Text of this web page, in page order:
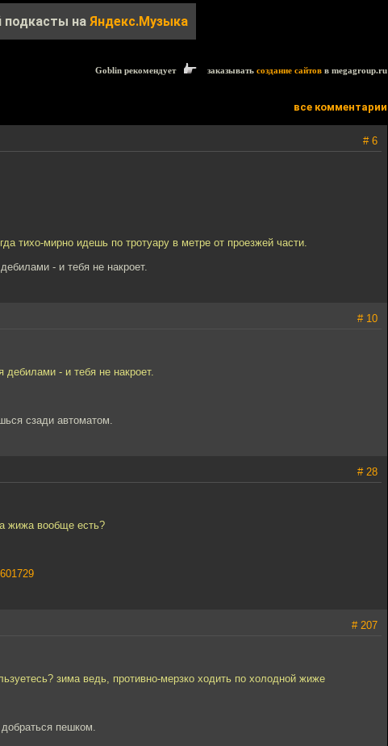
подкасты на Яндекс.Музыка
Goblin рекомендует заказывать создание сайтов в megagroup.ru
все комментарии
# 6
тихо-мирно идешь по тротуару в метре от проезжей части.
- и тебя не накроет.
# 10
- и тебя не накроет.
сзади автоматом.
# 28
жижа вообще есть?
# 207
зима ведь, противно-мерзко ходить по холодной жиже
пешком.